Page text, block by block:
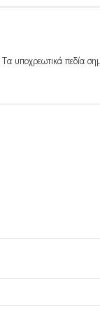
Τα υποχρεωτικά πεδία